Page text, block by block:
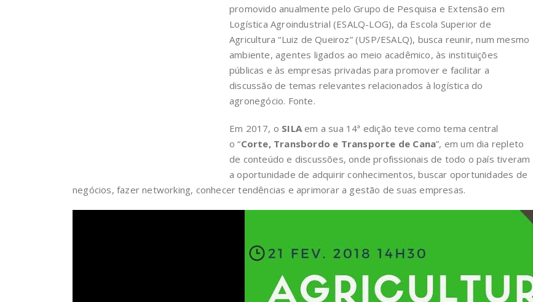
promovido anualmente pelo Grupo de Pesquisa e Extensão em
Logística Agroindustrial (ESALQ-LOG), da Escola Superior de
Agricultura “Luiz de Queiroz” (USP/ESALQ), busca reunir, num mesmo
ambiente, agentes ligados ao meio acadêmico, às instituições
públicas e às empresas privadas para promover e facilitar a
discussão de temas relevantes relacionados à logística do
agronegócio. Fonte.
Em 2017, o SILA em a sua 14ª edição teve como tema central
o “Corte, Transbordo e Transporte de Cana”, em um dia repleto
de conteúdo e discussões, onde profissionais de todo o país tiveram
a oportunidade de adquirir conhecimentos, buscar oportunidades de
negócios, fazer networking, conhecer tendências e aprimorar a gestão de suas empresas.